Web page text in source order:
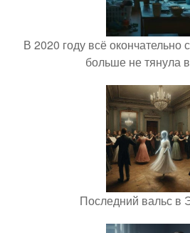
В 2020 году всё окончательно
больше не тянула
Последний вальс в